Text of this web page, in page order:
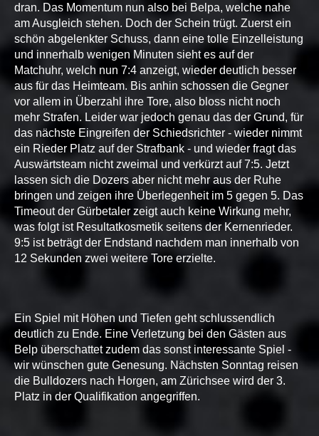
dran. Das Momentum nun also bei Belpa, welche nahe
am Ausgleich stehen. Doch der Schein trügt. Zuerst ein
schön abgelenkter Schuss, dann eine tolle Einzelleistung
und innerhalb wenigen Minuten sieht es auf der
Matchuhr, welch nun 7:4 anzeigt, wieder deutlich besser
aus für das Heimteam. Bis anhin schossen die Gegner
vor allem in Überzahl ihre Tore, also bloss nicht noch
mehr Strafen. Leider war jedoch genau das der Grund, für
das nächste Eingreifen der Schiedsrichter - wieder nimmt
ein Rieder Platz auf der Strafbank - und wieder fragt das
Auswärtsteam nicht zweimal und verkürzt auf 7:5. Jetzt
lassen sich die Dozers aber nicht mehr aus der Ruhe
bringen und zeigen ihre Überlegenheit im 5 gegen 5. Das
Timeout der Gürbetaler zeigt auch keine Wirkung mehr,
was folgt ist Resultatkosmetik seitens der Kernenrieder.
9:5 ist beträgt der Endstand nachdem man innerhalb von
12 Sekunden zwei weitere Tore erzielte.
Ein Spiel mit Höhen und Tiefen geht schlussendlich
deutlich zu Ende. Eine Verletzung bei den Gästen aus
Belp überschattet zudem das sonst interessante Spiel -
wir wünschen gute Genesung. Nächsten Sonntag reisen
die Bulldozers nach Horgen, am Zürichsee wird der 3.
Platz in der Qualifikation angegriffen.